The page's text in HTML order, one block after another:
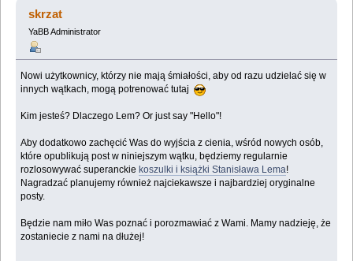
(Przeczytany 768006 razy)
skrzat
YaBB Administrator
Nowi użytkownicy, którzy nie mają śmiałości, aby od razu udzielać się w
innych wątkach, mogą potrenować tutaj
Kim jesteś? Dlaczego Lem? Or just say "Hello"!
Aby dodatkowo zachęcić Was do wyjścia z cienia, wśród nowych osób,
które opublikują post w niniejszym wątku, będziemy regularnie
rozlosowywać superanckie koszulki i książki Stanisława Lema!
Nagradzać planujemy również najciekawsze i najbardziej oryginalne
posty.
Będzie nam miło Was poznać i porozmawiać z Wami. Mamy nadzieję, że
zostaniecie z nami na dłużej!